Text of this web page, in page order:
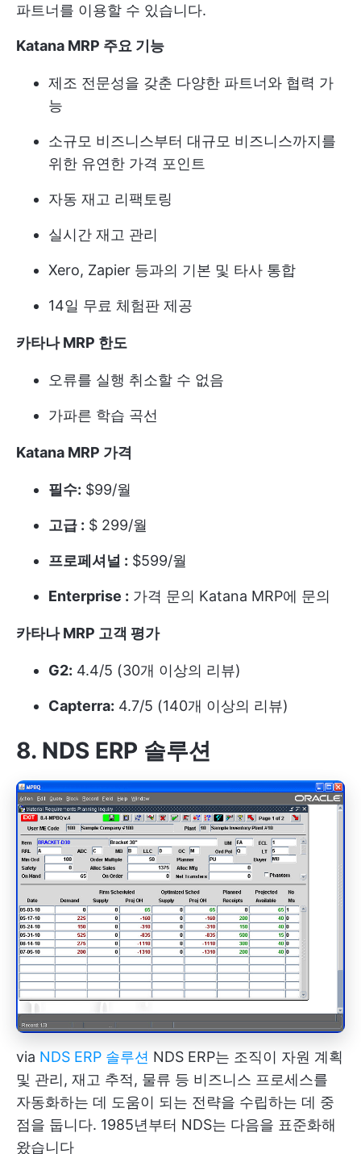
파트너를 이용할 수 있습니다.
Katana MRP 주요 기능
제조 전문성을 갖춘 다양한 파트너와 협력 가
능
소규모 비즈니스부터 대규모 비즈니스까지를
위한 유연한 가격 포인트
자동 재고 리팩토링
실시간 재고 관리
Xero, Zapier 등과의 기본 및 타사 통합
14일 무료 체험판 제공
카타나 MRP 한도
오류를 실행 취소할 수 없음
가파른 학습 곡선
Katana MRP 가격
필수: $99/월
고급 : $ 299/월
프로페셔널 : $599/월
Enterprise : 가격 문의 Katana MRP에 문의
카타나 MRP 고객 평가
G2: 4.4/5 (30개 이상의 리뷰)
Capterra: 4.7/5 (140개 이상의 리뷰)
8. NDS ERP 솔루션
via NDS ERP 솔루션 NDS ERP는 조직이 자원 계획
및 관리, 재고 추적, 물류 등 비즈니스 프로세스를
자동화하는 데 도움이 되는 전략을 수립하는 데 중
점을 둡니다. 1985년부터 NDS는 다음을 표준화해
왔습니다